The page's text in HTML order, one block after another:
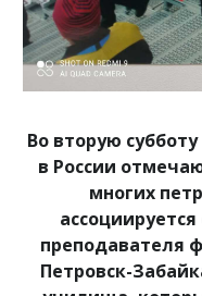
Во вторую
в России
многих
преподавателя
Петровск-